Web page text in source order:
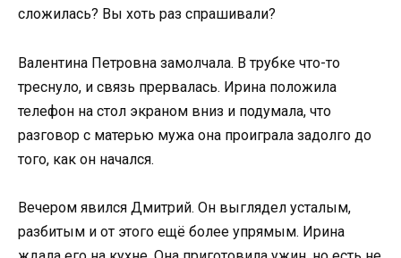
сложилась? Вы хоть раз спрашивали?
Валентина Петровна замолчала. В трубке что-то
треснуло, и связь прервалась. Ирина положила
телефон на стол экраном вниз и подумала, что
разговор с матерью мужа она проиграла задолго до
того, как он начался.
Вечером явился Дмитрий. Он выглядел усталым,
разбитым и от этого ещё более упрямым. Ирина